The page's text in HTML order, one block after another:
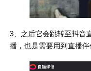
3、之后它会跳转至抖音
播，也是需要用到直播伴